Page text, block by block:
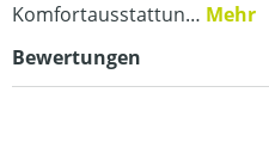
Komfortausstattun… Mehr
Bewertungen